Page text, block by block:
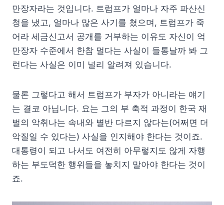
만장자라는 것입니다. 트럼프가 얼마나 자주 파산신
청을 냈고, 얼마나 많은 사기를 쳤으며, 트럼프가 죽
어라 세금신고서 공개를 거부하는 이유도 자신이 억
만장자 수준에서 한참 멀다는 사실이 들통날까 봐 그
런다는 사실은 이미 널리 알려져 있습니다.
물론 그렇다고 해서 트럼프가 부자가 아니라는 얘기
는 결코 아닙니다. 요는 그의 부 축적 과정이 한국 재
벌의 악취나는 속내와 별반 다르지 않다는(어쩌면 더
악질일 수 있다는) 사실을 인지해야 한다는 것이죠.
대통령이 되고 나서도 여전히 아무렇지도 않게 자행
하는 부도덕한 행위들을 놓치지 말아야 한다는 것이
죠.